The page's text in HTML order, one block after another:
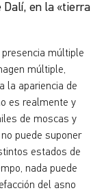
Dalí, en la «tierra
múltiple
múltiple,
la apariencia de
es realmente y
de moscas y
puede suponer
estados de
nada puede
del asno